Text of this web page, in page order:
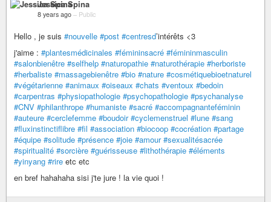
Jessica Spina
8 years ago – Public
Hello , je suis #nouvelle #post #centresd’intérêts <3
j'aime : #plantesmédicinales #fémininsacré #fémininmasculin
#salonbienêtre #selfhelp #naturopathie #naturothérapie #herboriste
#herbaliste #massagebienêtre #bio #nature #cosmétiquebioetnaturel
#végétarienne #animaux #oiseaux #chats #ventoux #bedoin
#carpentras #physiopathologie #psychopathologie #psychanalyse
#CNV #philanthrope #humaniste #sacré #accompagnanteféminin
#auteure #cerclefemme #boudoir #cyclemenstruel #lune #sang
#fluxinstinctiflibre #fil #association #biocoop #cocréation #partage
#équipe #solitude #présence #joie #amour #sexualitésacrée
#spiritualité #sorcière #guérisseuse #lithothérapie #éléments
#yinyang #rire etc etc
en bref hahahaha sisi j'te jure ! la vie quoi !